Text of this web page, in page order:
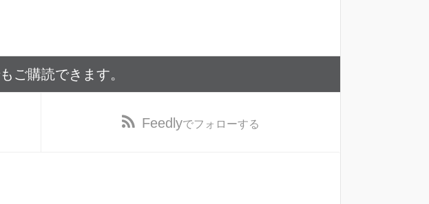
ご購読できます。
Feedlyでフォローする